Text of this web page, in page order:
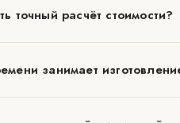
точный расчёт стоимости?
занимает